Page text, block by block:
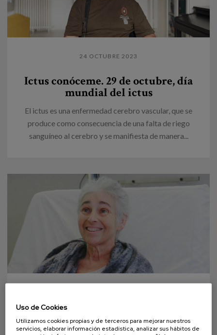
24 OCTUBRE 2023
Ictus conóceme. 29 de octubre, día
mundial del ictus
El ictus es una enfermedad cerebro vascular, que se
produce como consecuencia de una falta de riego
sanguíneo al cerebro y se manifiesta de manera...
30 años desde la primera unidad
de cuidados paliativos en Euskadi
Uso de Cookies
Utilizamos cookies propias y de terceros para mejorar nuestros
servicios, elaborar información estadística, analizar sus hábitos de